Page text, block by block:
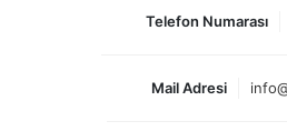
Telefon Numarası
Mail Adresi